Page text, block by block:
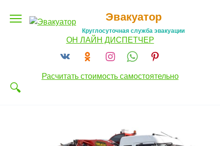
Эвакуатор
Круглосуточная служба эвакуации
ОН ЛАЙН ДИСПЕТЧЕР
Расчитать стоимость самостоятельно